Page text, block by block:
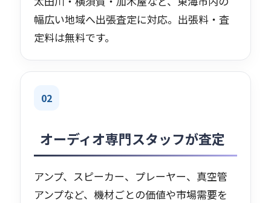
幅広い地域へ出張査定に対応。出張料・査
定料は無料です。
02
オーディオ専門スタッフが査定
アンプ、スピーカー、プレーヤー、真空管
アンプなど、機材ごとの価値や市場需要を